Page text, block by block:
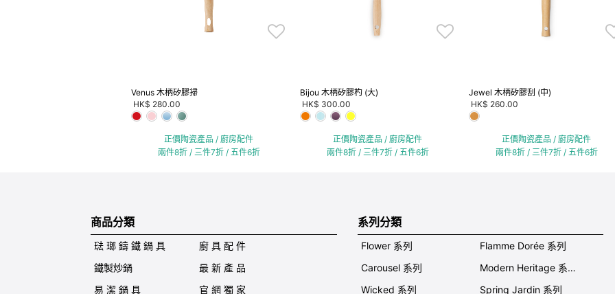
Venus 木柄矽膠掃
HK$ 280.00
正價陶瓷產品 / 廚房配件
兩件8折 / 三件7折 / 五件6折
Bijou 木柄矽膠杓 (大)
HK$ 300.00
正價陶瓷產品 / 廚房配件
兩件8折 / 三件7折 / 五件6折
Jewel 木柄矽膠刮 (中)
HK$ 260.00
正價陶瓷產品 / 廚房配件
兩件8折 / 三件7折 / 五件6折
商品分類
琺 瑯 鑄 鐵 鍋 具
鐵製炒鍋
易 潔 鍋 具
廚 具 配 件
最 新 產 品
官 網 獨 家
系列分類
Flower 系列
Carousel 系列
Wicked 系列
Flamme Dorée 系列
Modern Heritage 系列
Spring Jardin 系列